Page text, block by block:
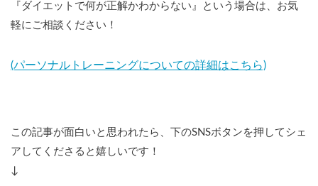
『ダイエットで何が正解かわからない』という場合は、お気
軽にご相談ください！
(パーソナルトレーニングについての詳細はこちら)
この記事が面白いと思われたら、下のSNSボタンを押してシェ
アしてくださると嬉しいです！
↓